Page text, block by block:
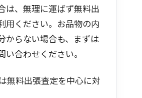
は、無理に運ばず無料出
用ください。お品物の内
からない場合も、まずは
い合わせください。
無料出張査定を中心に対